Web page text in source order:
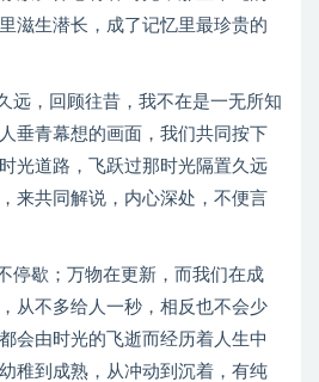
滋生潜长，成了记忆里最珍贵的
远，回顾往昔，我不在是一无所知
垂青幕想的画面，我们共同按下
光道路，飞跃过那时光隔置久远
来共同解说，内心深处，不便言
停歇；万物在更新，而我们在成
从不多给人一秒，相反也不会少
会由时光的飞逝而经历着人生中
稚到成熟，从冲动到沉着，有纯